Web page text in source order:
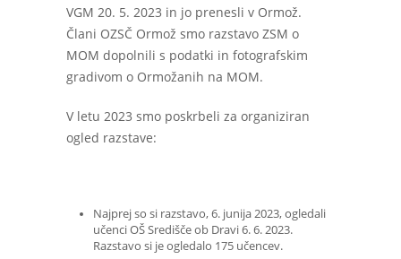
VGM 20. 5. 2023 in jo prenesli v Ormož.
Člani OZSČ Ormož smo razstavo ZSM o
MOM dopolnili s podatki in fotografskim
gradivom o Ormožanih na MOM.
V letu 2023 smo poskrbeli za organiziran
ogled razstave:
Najprej so si razstavo, 6. junija 2023, ogledali
učenci OŠ Središče ob Dravi 6. 6. 2023.
Razstavo si je ogledalo 175 učencev.